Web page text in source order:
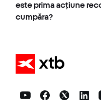
este prima acțiune
cumpăra?